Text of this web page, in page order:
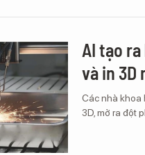
AI tạo
và in 3D
Các nhà khoa
3D, mở ra đột